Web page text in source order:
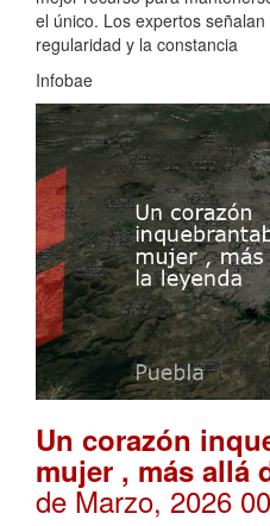
el único. Los expertos
regularidad y la constancia
Infobae
Un corazón
mujer , más allá
de Marzo, 2026